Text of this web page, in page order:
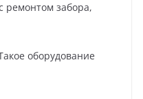
ремонтом забора,
оборудование